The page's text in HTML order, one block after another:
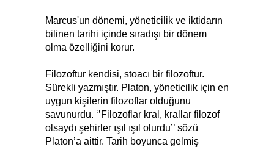
Marcus'un dönemi, yöneticilik ve iktidarın
bilinen tarihi içinde sıradışı bir dönem
olma özelliğini korur.
Filozoftur kendisi, stoacı bir filozoftur.
Sürekli yazmıştır. Platon, yöneticilik için en
uygun kişilerin filozoflar olduğunu
savunurdu. ‘’Filozoflar kral, krallar filozof
olsaydı şehirler ışıl ışıl olurdu’’ sözü
Platon’a aittir. Tarih boyunca gelmiş